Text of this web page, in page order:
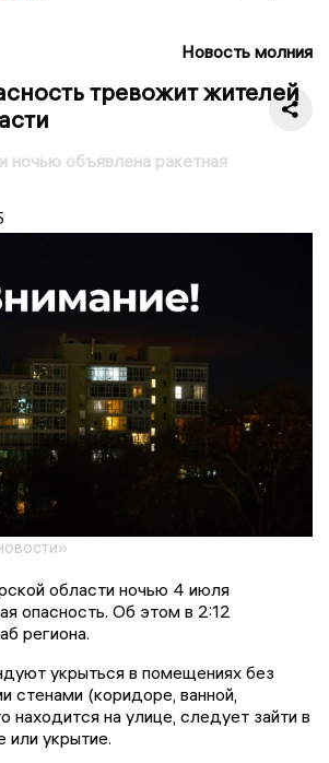
Новость молния
тревожит жителей
ночью объявлена ракетная
области ночью 4 июля
опасность. Об этом в 2:12
региона.
укрыться в помещениях без
стенами (коридоре, ванной,
находится на улице, следует зайти в
или укрытие.